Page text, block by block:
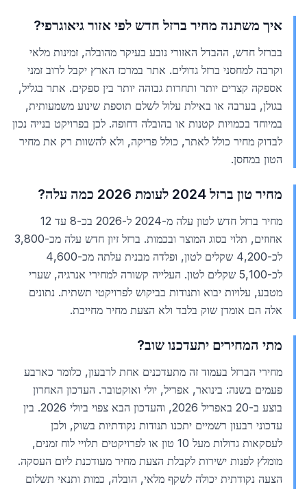
איך משתנה מחיר ברזל חדש לפי אזור גיאוגרפי?
בברזל חדש, ההבדל האזורי נובע בעיקר מהובלה, זמינות מלאי
וקרבה למחסני ברזל גדולים. אתר במרכז הארץ יקבל לרוב זמני
אספקה קצרים יותר ותחרות גבוהה יותר בין ספקים. אתר בגליל,
בגולן, בערבה או באילת עלול לשלם תוספת שינוע משמעותית,
במיוחד בכמויות קטנות או בהובלה דחופה. לכן בפרויקט בנייה נכון
לבדוק מחיר כולל לאתר, כולל פריקה, ולא להשוות רק את מחיר
הטון במחסן.
מחיר טון ברזל 2024 לעומת 2026 כמה עלה?
מחיר ברזל חדש לטון עלה מ-2024 ל-2026 בכ-8 עד 12
אחוזים, תלוי בסוג המוצר ובכמות. ברזל זיון חדש עלה מכ-3,800
לכ-4,200 שקלים לטון, ופלדה מבנית עלתה מכ-4,600
לכ-5,100 שקלים לטון. העלייה קשורה למחירי אנרגיה, שערי
מטבע, עלויות יבוא ותנודות בביקוש לפרויקטי תשתית. נתונים
אלה הם אומדן שוק בלבד ולא הצעת מחיר מחייבת.
מתי המחירים יתעדכנו שוב?
מחירי הברזל בעמוד זה מתעדכנים אחת לרבעון, כלומר כארבע
פעמים בשנה: בינואר, אפריל, יולי ואוקטובר. העדכון האחרון
בוצע ב-20 באפריל 2026, והעדכון הבא צפוי ביולי 2026. בין
עדכוני רבעון רשמיים יתכנו תנודות נקודתיות בשוק, ולכן
לעסקאות גדולות מעל 10 טון או לפרויקטים תלויי לוח זמנים,
מומלץ לפנות ישירות לקבלת הצעת מחיר מעודכנת ליום העסקה.
הצעה נקודתית יכולה לשקף מלאי, הובלה, כמות ותנאי תשלום